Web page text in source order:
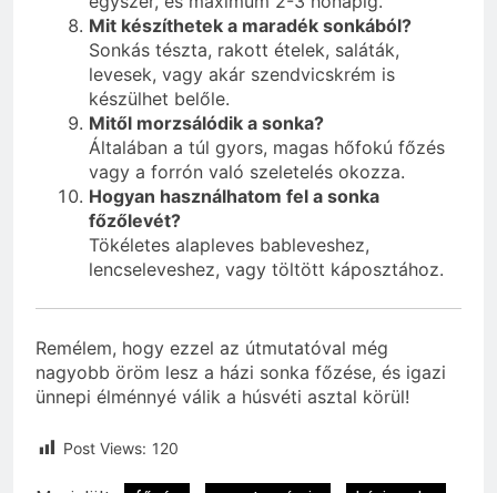
Mit készíthetek a maradék sonkából?
Sonkás tészta, rakott ételek, saláták,
levesek, vagy akár szendvicskrém is
készülhet belőle.
Mitől morzsálódik a sonka?
Általában a túl gyors, magas hőfokú főzés
vagy a forrón való szeletelés okozza.
Hogyan használhatom fel a sonka
főzőlevét?
Tökéletes alapleves bableveshez,
lencseleveshez, vagy töltött káposztához.
Remélem, hogy ezzel az útmutatóval még
nagyobb öröm lesz a házi sonka főzése, és igazi
ünnepi élménnyé válik a húsvéti asztal körül!
Post Views: 120